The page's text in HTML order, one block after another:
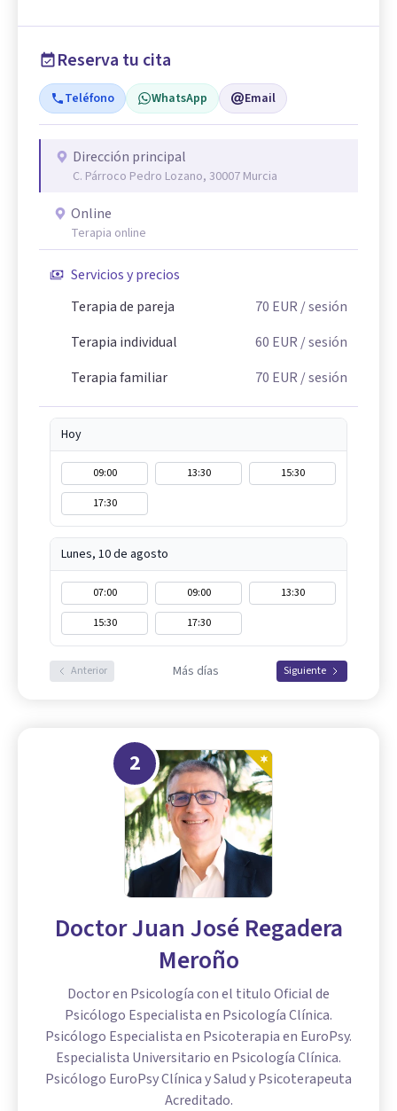
Reserva tu cita
Teléfono WhatsApp Email
Dirección principal
C. Párroco Pedro Lozano, 30007 Murcia
Online
Terapia online
Servicios y precios
Terapia de pareja
70 EUR / sesión
Terapia individual
60 EUR / sesión
Terapia familiar
70 EUR / sesión
Hoy
09:00 13:30
15:30
17:30
Lunes, 10 de agosto
07:00 09:00
13:30
15:30
17:30
Anterior Más días Siguiente
2
Doctor Juan José Regadera
Meroño
Doctor en Psicología con el titulo Oficial de
Psicólogo Especialista en Psicología Clínica.
Psicólogo Especialista en Psicoterapia en EuroPsy.
Especialista Universitario en Psicología Clínica.
Psicólogo EuroPsy Clínica y Salud y Psicoterapeuta
Acreditado.